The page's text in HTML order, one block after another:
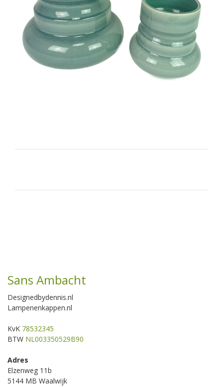
Sans Ambacht
Designedbydennis.nl
Lampenenkappen.nl
KvK 78532345
BTW NL003350529B90
Adres
Elzenweg 11b
5144 MB Waalwijk